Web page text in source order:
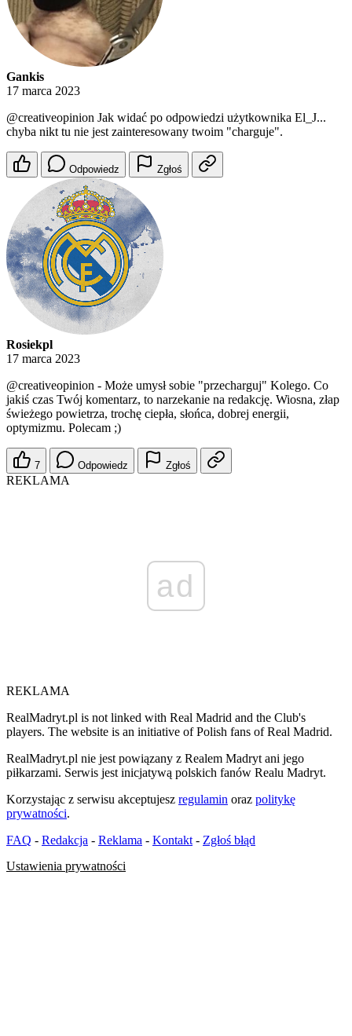
Gankis
17 marca 2023
@creativeopinion Jak widać po odpowiedzi użytkownika El_J...
chyba nikt tu nie jest zainteresowany twoim "charguje".
Odpowiedz Zgłoś
Rosiekpl
17 marca 2023
@creativeopinion - Może umysł sobie "przecharguj" Kolego. Co
jakiś czas Twój komentarz, to narzekanie na redakcję. Wiosna, złap
świeżego powietrza, trochę ciepła, słońca, dobrej energii,
optymizmu. Polecam ;)
7 Odpowiedz Zgłoś
REKLAMA
ad
REKLAMA
RealMadryt.pl is not linked with Real Madrid and the Club's
players. The website is an initiative of Polish fans of Real Madrid.
RealMadryt.pl nie jest powiązany z Realem Madryt ani jego
piłkarzami. Serwis jest inicjatywą polskich fanów Realu Madryt.
Korzystając z serwisu akceptujesz regulamin oraz politykę
prywatności.
FAQ - Redakcja - Reklama - Kontakt - Zgłoś błąd
Ustawienia prywatności